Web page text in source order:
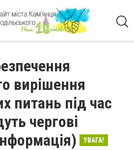
вирішення
питань під час
чергові
УВАГА!